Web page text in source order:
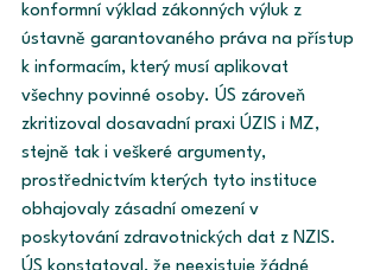
konformní výklad zákonných výluk z
ústavně garantovaného práva na přístup
k informacím, který musí aplikovat
všechny povinné osoby. ÚS zároveň
zkritizoval dosavadní praxi ÚZIS i MZ,
stejně tak i veškeré argumenty,
prostřednictvím kterých tyto instituce
obhajovaly zásadní omezení v
poskytování zdravotnických dat z NZIS.